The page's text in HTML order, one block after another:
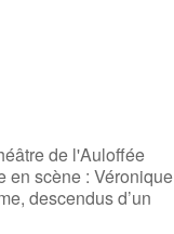
de l'Auloffée
en scène : Véronique
descendus d’un